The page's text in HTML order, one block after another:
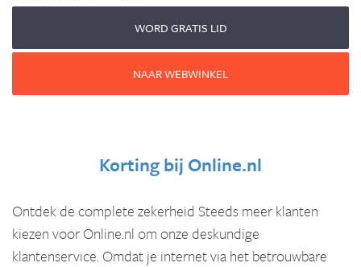
WORD GRATIS LID
NAAR WEBWINKEL
Korting bij Online.nl
Ontdek de complete zekerheid Steeds meer klanten
kiezen voor Online.nl om onze deskundige
klantenservice. Omdat je internet via het betrouwbare